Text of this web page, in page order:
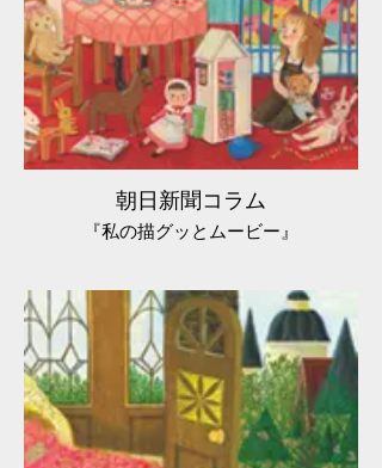
朝日新聞コラム
『私の描グッとムービー』